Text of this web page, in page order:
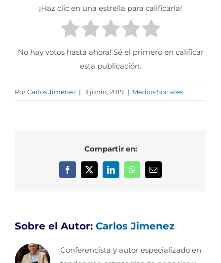
¡Haz clic en una estrella para calificarla!
No hay votos hasta ahora! Sé el primero en calificar
esta publicación.
PorCarlos Jimenez | 3 junio, 2019 | Medios Sociales
Compartir en:
Facebook
X LinkedInWhatsAppCorreo
electrónico
Sobre el Autor: Carlos Jimenez
Conferencista y autor especializado en